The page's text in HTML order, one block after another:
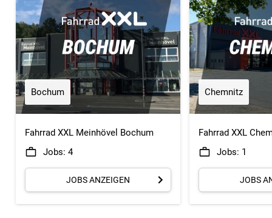
Bochum
Fahrrad XXL Meinhövel Bochum
Jobs: 4
JOBS ANZEIGEN
Chemnitz
Fahrrad XXL
Jobs: 1
JOBS